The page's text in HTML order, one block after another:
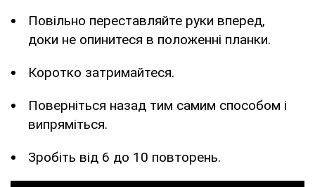
Повільно переставляйте руки вперед,
доки не опинитеся в положенні планки.
Коротко затримайтеся.
Поверніться назад тим самим способом і
випряміться.
Зробіть від 6 до 10 повторень.